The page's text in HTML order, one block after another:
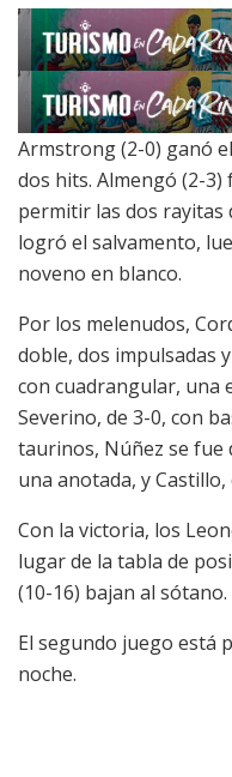
Armstrong (2-0) ganó
dos hits. Almengó (2-
permitir las dos rayitas
logró el salvamento,
noveno en blanco.
Por los melenudos,
doble, dos impulsadas
con cuadrangular, una
Severino, de 3-0, con
taurinos, Núñez se fue
una anotada, y
Con la victoria, los
lugar de la tabla de
(10-16) bajan al sótano.
El segundo juego está
noche.